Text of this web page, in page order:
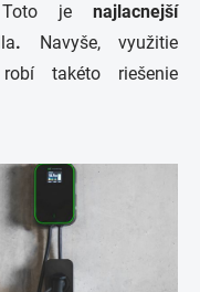
Toto je najlacnejší
.
Navyše, využitie
takéto riešenie